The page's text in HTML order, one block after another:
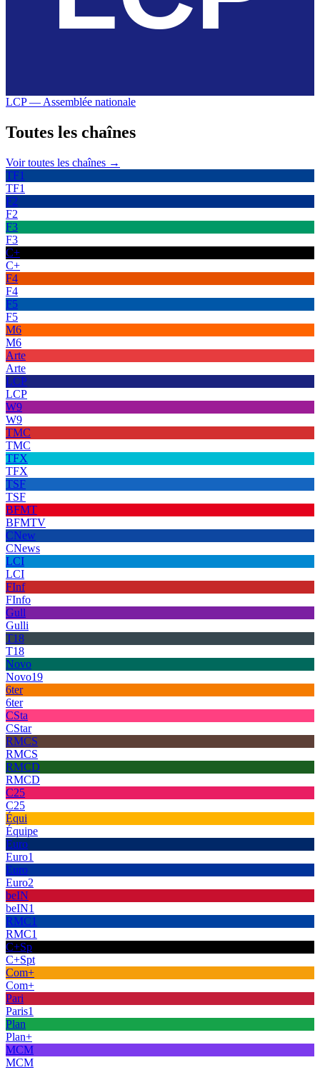
LCP — Assemblée nationale
Toutes les chaînes
Voir toutes les chaînes →
TF1
TF1
F2
F2
F3
F3
C+
C+
F4
F4
F5
F5
M6
M6
Arte
Arte
LCP
LCP
W9
W9
TMC
TMC
TFX
TFX
TSF
TSF
BFMT
BFMTV
CNew
CNews
LCI
LCI
FInf
FInfo
Gull
Gulli
T18
T18
Novo
Novo19
6ter
6ter
CSta
CStar
RMCS
RMCS
RMCD
RMCD
C25
C25
Équi
Équipe
Euro
Euro1
Euro
Euro2
beIN
beIN1
RMC1
RMC1
C+Sp
C+Spt
Com+
Com+
Pari
Paris1
Plan
Plan+
MCM
MCM